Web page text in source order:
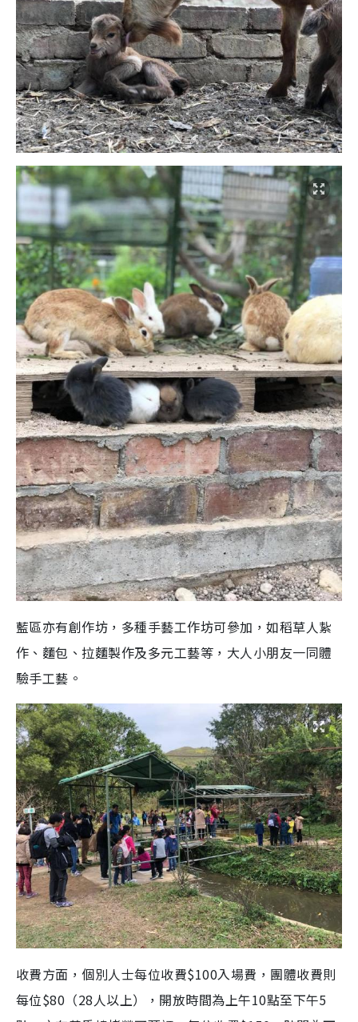
藍區亦有創作坊，多種手藝工作坊可參加，如稻草人紥
作、麵包、拉麵製作及多元工藝等，大人小朋友一同體
驗手工藝。
收費方面，個別人士每位收費$100入場費，團體收費則
每位$80（28人以上），開放時間為上午10點至下午5